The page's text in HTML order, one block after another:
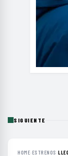
SIGUIENTE
HOME›ESTRENOS ›